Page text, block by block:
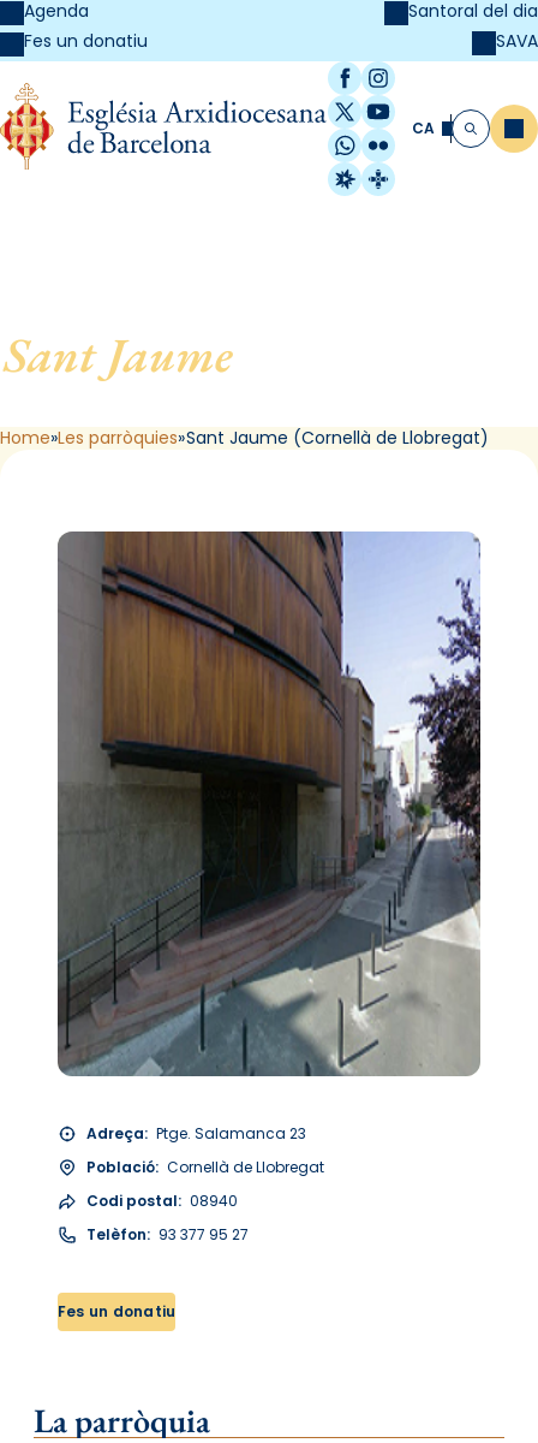
Agenda
Fes un donatiu
Santoral del dia
SAVA
Facebook
Instagram
X / Twitter
YouTube
WhatsApp
Flickr
Radio Estel
Catalunya
CA Cerca
Sant Jaume, de Cornellà de
Home Les parròquies Sant Jaume (Cornellà de Llobregat)
Adreça: Ptge. Salamanca 23
Població: Cornellà de Llobregat
Codi postal: 08940
Telèfon: 93 377 95 27
Fes un donatiu
La parròquia